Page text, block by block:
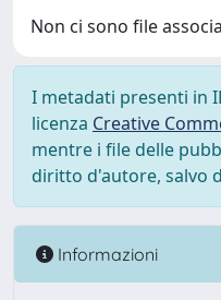
Non ci sono file
I metadati presenti in
licenza Creative
mentre i file delle
diritto d'autore, salvo
Informazioni